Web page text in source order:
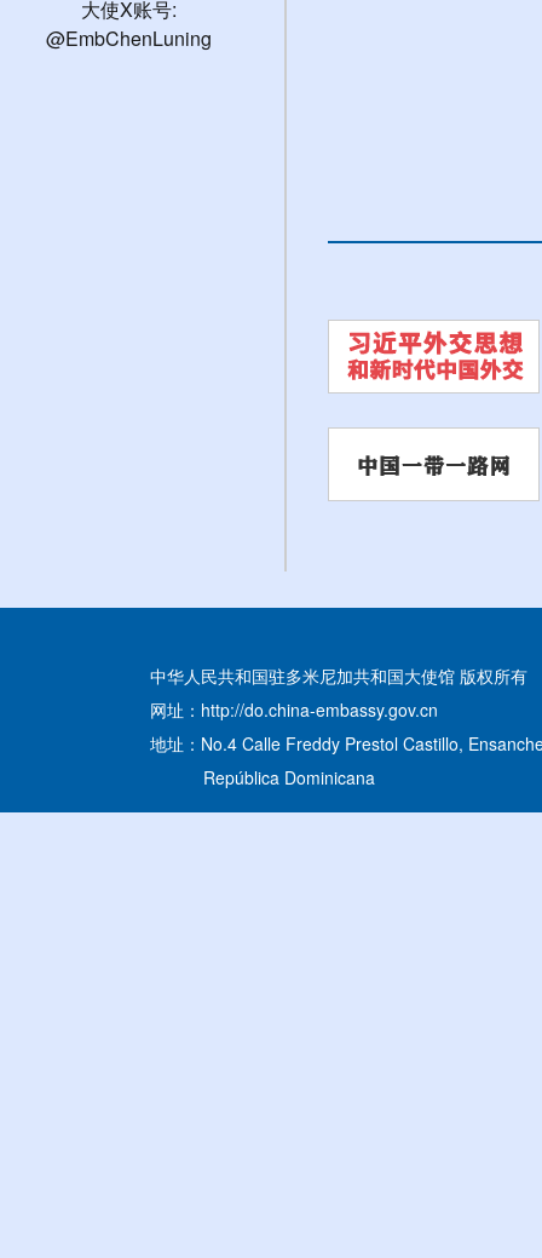
大使X账号:
@EmbChenLuning
中华人民共和国驻多米尼加共和国大使馆 版权所有
网址：http://do.china-embassy.gov.cn
地址：No.4 Calle Freddy Prestol Castillo,
República Dominicana